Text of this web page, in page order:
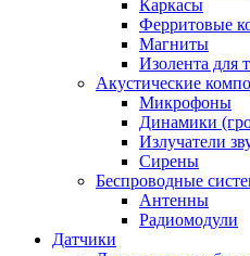
Каркасы
Ферритовые
Магниты
Изолента для
Акустические
Микрофоны
Динамики
Излучатели
Сирены
Беспроводные
Антенны
Радиомодули
Датчики